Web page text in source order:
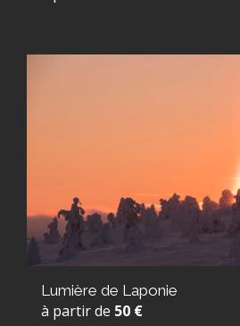
Lumière de Laponie
à partir de 50 €